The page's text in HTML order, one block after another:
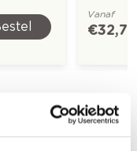
Vanaf
€ 32,73